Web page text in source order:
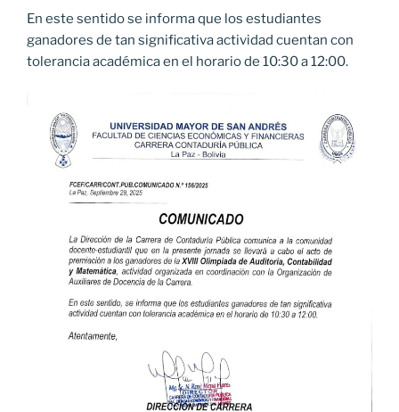
En este sentido se informa que los estudiantes
ganadores de tan significativa actividad cuentan con
tolerancia académica en el horario de 10:30 a 12:00.